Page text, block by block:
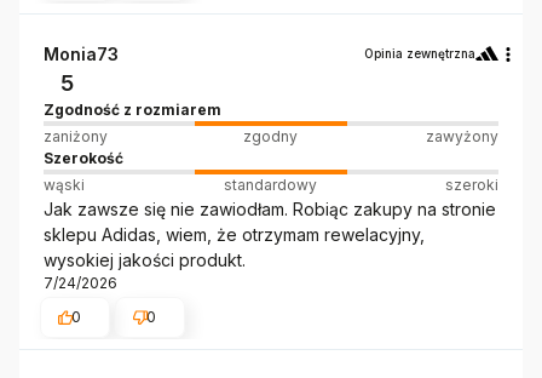
Monia73 Opinia zewnętrzna
5
Zgodność z rozmiarem
zaniżony
zgodny
zawyżony
Szerokość
wąski
standardowy szeroki
Jak zawsze się nie zawiodłam. Robiąc zakupy na stronie
sklepu Adidas, wiem, że otrzymam rewelacyjny,
wysokiej jakości produkt.
7/24/2026
0
0